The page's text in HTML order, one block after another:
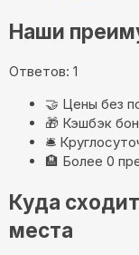
Наши
Ответов: 1
🤝 Цены без
🎁 Кэшбэк
🛎️
🏨 Более 0
Куда
места